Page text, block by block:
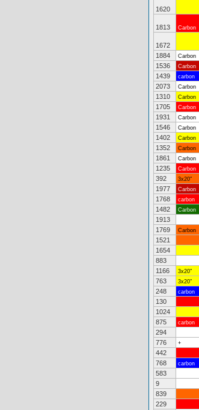
1620
1813 Carbon
1672
1884
Carbon
1536
Carbon
1439
carbon
2073
Carbon
1310
Carbon
1705
Carbon
1931
Carbon
1546
Carbon
1402
Carbon
1352
Carbon
1861
Carbon
1235
Carbon
392
3x20"
1977
Carbon
1768
carbon
1482
Carbon
1913
1769
Carbon
1521
1654
883
1166
3x20"
763
3x20"
248
carbon
130
1024
875
carbon
294
776
+
442
768
carbon
583
9
839
229